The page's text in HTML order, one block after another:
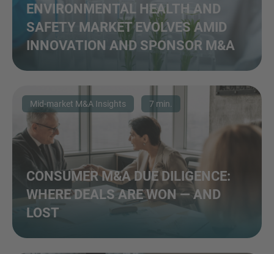
ENVIRONMENTAL HEALTH AND
SAFETY MARKET EVOLVES AMID
INNOVATION AND SPONSOR M&A
Mid-market M&A Insights 7 min.
CONSUMER M&A DUE DILIGENCE:
WHERE DEALS ARE WON — AND
LOST